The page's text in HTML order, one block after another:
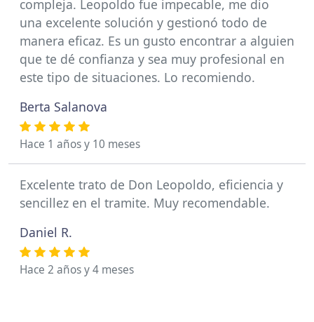
compleja. Leopoldo fue impecable, me dio
una excelente solución y gestionó todo de
manera eficaz. Es un gusto encontrar a alguien
que te dé confianza y sea muy profesional en
este tipo de situaciones. Lo recomiendo.
Berta Salanova
Hace 1 años y 10 meses
Excelente trato de Don Leopoldo, eficiencia y
sencillez en el tramite. Muy recomendable.
Daniel R.
Hace 2 años y 4 meses